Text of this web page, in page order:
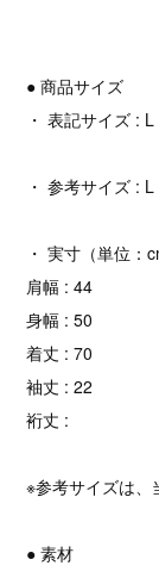
● 商品サイズ
・ 表記サイズ : L
・ 参考サイズ : L
・ 実寸（単位：
肩幅 : 44
身幅 : 50
着丈 : 70
袖丈 : 22
裄丈 :
※参考サイズは、
● 素材